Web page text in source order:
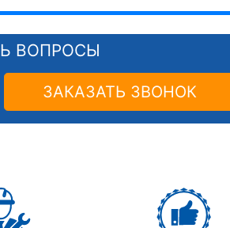
ВОПРОСЫ
ЗАКАЗАТЬ ЗВОНОК